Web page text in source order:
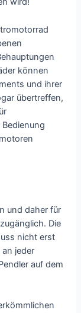
können
und ihrer
übertreffen,
und daher für
Die
nicht erst
jeder
auf dem